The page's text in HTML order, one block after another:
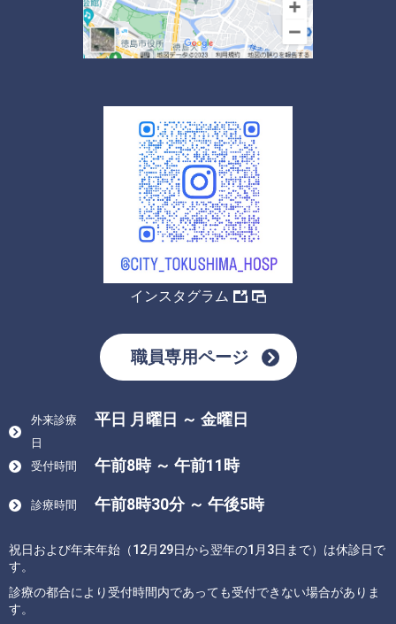
インスタグラム
職員専用ページ
外来診療
日
平日 月曜日 ～ 金曜日
受付時間 午前8時 ～ 午前11時
診療時間 午前8時30分 ～ 午後5時
祝日および年末年始（12月29日から翌年の1月3日まで）は休診日で
す。
診療の都合により受付時間内であっても受付できない場合がありま
す。